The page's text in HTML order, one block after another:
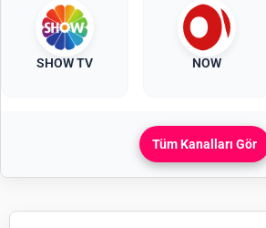
SHOW TV NOW
Tüm Kanalları Gör